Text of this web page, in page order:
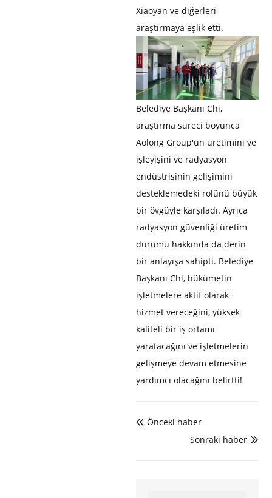
Xiaoyan ve diğerleri
araştırmaya eşlik etti.
Belediye Başkanı Chi,
araştırma süreci boyunca
Aolong Group'un üretimini ve
işleyişini ve radyasyon
endüstrisinin gelişimini
desteklemedeki rolünü büyük
bir övgüyle karşıladı. Ayrıca
radyasyon güvenliği üretim
durumu hakkında da derin
bir anlayışa sahipti. Belediye
Başkanı Chi, hükümetin
işletmelere aktif olarak
hizmet vereceğini, yüksek
kaliteli bir iş ortamı
yaratacağını ve işletmelerin
gelişmeye devam etmesine
yardımcı olacağını belirtti!
 Önceki haber

Sonraki haber